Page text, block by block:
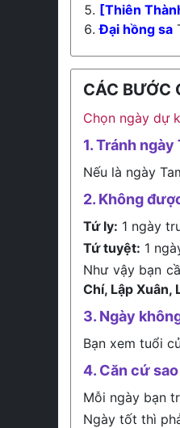
[Thiên
Đại hồng sa
CÁC BƯỚC
Chọn ngày dự
1. Tránh
Nếu là ngày
2. Không
Tứ ly: 1 ngày
Tứ tuyệt: 1
Như vậy bạn
Chí, Lập Xuân,
3. Ngày
Bạn xem tuổi
4. Căn cứ
Mỗi ngày bạn
Ngày tốt thì